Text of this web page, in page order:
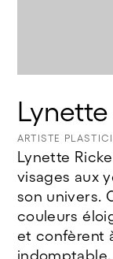
ARTISTE
Lynette
visages aux
son univers.
couleurs
et confèrent